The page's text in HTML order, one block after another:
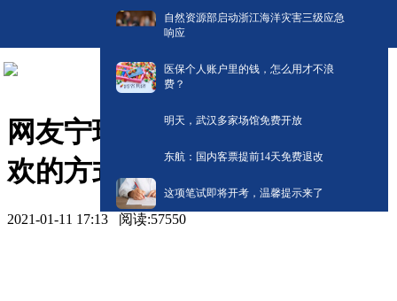
自然资源部启动浙江海洋灾害三级应急
响应
医保个人账户里的钱，怎么用才不浪
费？
明天，武汉多家场馆免费开放
东航：国内客票提前14天免费退改
这项笔试即将开考，温馨提示来了
网友宁瑶与您分享《以自己喜
欢的方式过一生》
2021-01-11 17:13 阅读:57550